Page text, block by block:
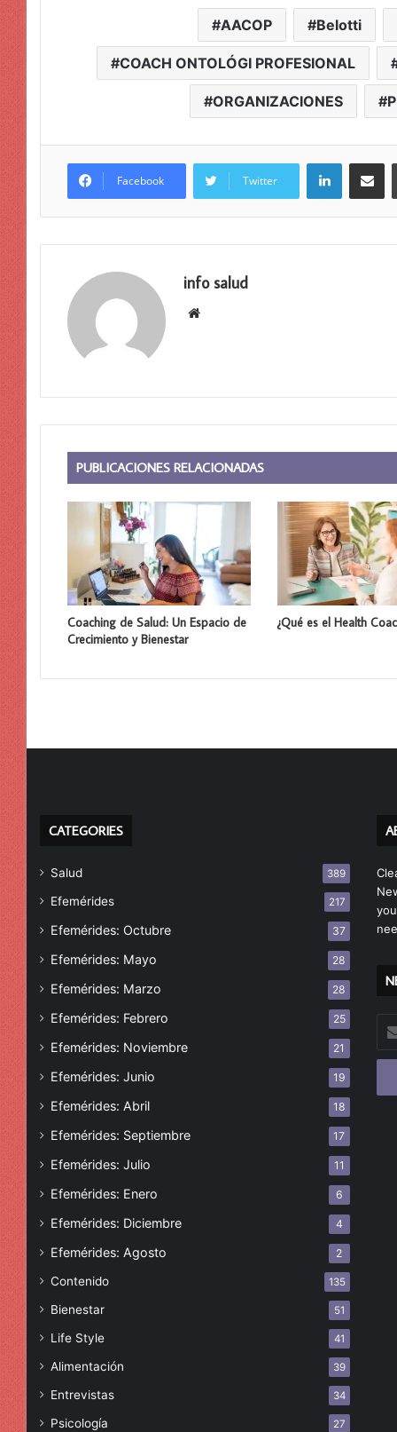
AACOP Belotti
COACH ONTOLÓGI PROFESIONAL
ORGANIZACIONES
Facebook Twitter
LinkedIn
info salud
Sitio
PUBLICACIONES RELACIONADAS
Coaching de Salud: Un Espacio de
Crecimiento y Bienestar
¿Qué es el Health
CATEGORIES
Salud 389
Efemérides 217
Efemérides: Octubre 37
Efemérides: Mayo 28
Efemérides: Marzo 28
Efemérides: Febrero 25
Efemérides: Noviembre 21
Efemérides: Junio 19
Efemérides: Abril 18
Efemérides: Septiembre 17
Efemérides: Julio 11
Efemérides: Enero 6
Efemérides: Diciembre 4
Efemérides: Agosto 2
Contenido 135
Bienestar 51
Life Style 41
Alimentación 39
Entrevistas 34
Psicología 27